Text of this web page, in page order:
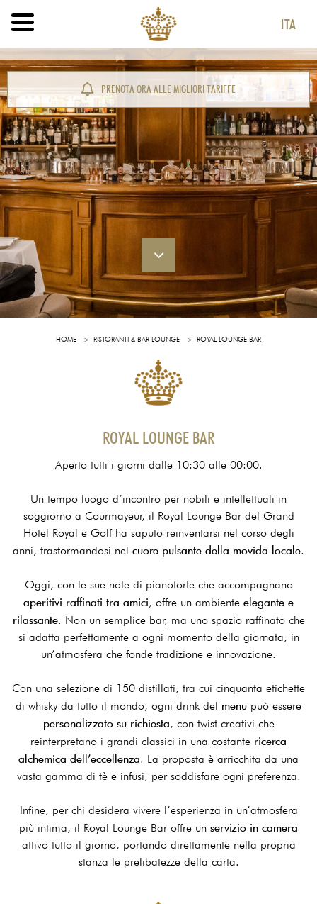
ITA
ENG
PRENOTA ORA ALLE MIGLIORI TARIFFE
HOME RISTORANTI & BAR LOUNGE ROYAL LOUNGE BAR
ROYAL LOUNGE BAR
Aperto tutti i giorni dalle 10:30 alle 00:00.
Un tempo luogo d’incontro per nobili e intellettuali in
soggiorno a Courmayeur, il Royal Lounge Bar del Grand
Hotel Royal e Golf ha saputo reinventarsi nel corso degli
anni, trasformandosi nel cuore pulsante della movida locale.
Oggi, con le sue note di pianoforte che accompagnano
aperitivi raffinati tra amici, offre un ambiente elegante e
rilassante. Non un semplice bar, ma uno spazio raffinato che
si adatta perfettamente a ogni momento della giornata, in
un’atmosfera che fonde tradizione e innovazione.
Con una selezione di 150 distillati, tra cui cinquanta etichette
di whisky da tutto il mondo, ogni drink del menu può essere
personalizzato su richiesta, con twist creativi che
reinterpretano i grandi classici in una costante ricerca
alchemica dell’eccellenza. La proposta è arricchita da una
vasta gamma di tè e infusi, per soddisfare ogni preferenza.
Infine, per chi desidera vivere l’esperienza in un’atmosfera
più intima, il Royal Lounge Bar offre un servizio in camera
attivo tutto il giorno, portando direttamente nella propria
stanza le prelibatezze della carta.